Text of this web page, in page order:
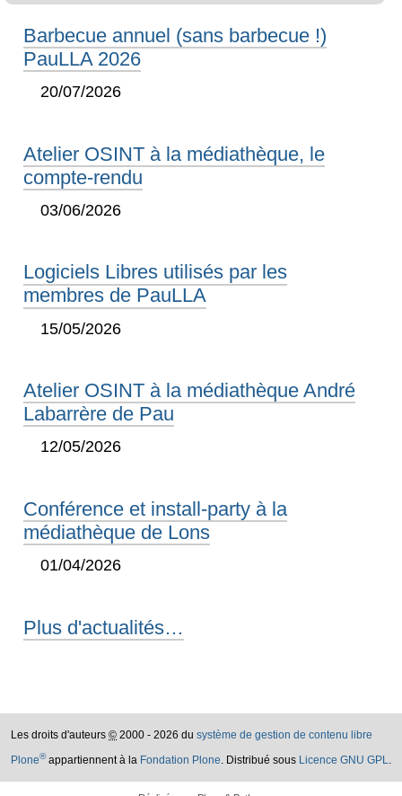
Barbecue annuel (sans barbecue !)
PauLLA 2026
20/07/2026
Atelier OSINT à la médiathèque, le
compte-rendu
03/06/2026
Logiciels Libres utilisés par les
membres de PauLLA
15/05/2026
Atelier OSINT à la médiathèque André
Labarrère de Pau
12/05/2026
Conférence et install-party à la
médiathèque de Lons
01/04/2026
Plus d'actualités…
Les droits d'auteurs © 2000 - 2026 du système de gestion de contenu libre
Plone®appartiennent à la Fondation Plone. Distribué sous Licence GNU GPL.